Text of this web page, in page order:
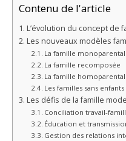
Contenu de l'article
L’évolution du concept de
Les nouveaux modèles
La famille
La famille recomposée
La famille
Les familles sans enfants
Les défis de la famille
Conciliation travail-
Éducation et
Gestion des relations